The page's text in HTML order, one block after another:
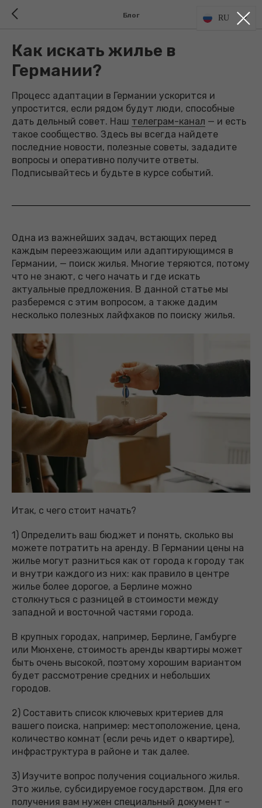
Блог
Как искать жилье в
Германии?
Процесс адаптации в Германии ускорится и
упростится, если рядом будут люди, способные
дать дельный совет. Наш телеграм-канал — и есть
такое сообщество. Здесь вы всегда найдете
последние новости, полезные советы, зададите
вопросы и оперативно получите ответы.
Подписывайтесь и будьте в курсе событий.
Одна из важнейших задач, встающих перед
каждым переезжающим или адаптирующимся в
Германии, — поиск жилья. Многие теряются, потому
что не знают, с чего начать и где искать
актуальные предложения. В данной статье мы
разберемся с этим вопросом, а также дадим
несколько полезных лайфхаков по поиску жилья.
Итак, с чего стоит начать?
1) Определить ваш бюджет и понять, сколько вы
можете потратить на аренду. В Германии цены на
жилье могут разниться как от города к городу так
и внутри каждого из них: как правило в центре
жилье более дорогое, а Берлине можно
столкнуться с разницей в стоимости между
западной и восточной частями города.
В крупных городах, например, Берлине, Гамбурге
или Мюнхене, стоимость аренды квартиры может
быть очень высокой, поэтому хорошим вариантом
будет рассмотрение средних и небольших
городов.
2) Составить список ключевых критериев для
вашего поиска, например: местоположение, цена,
количество комнат (если речь идет о квартире),
инфраструктура в районе и так далее.
3) Изучите вопрос получения социального жилья.
Это жилье, субсидируемое государством. Для его
получения вам нужен специальный документ –
RU